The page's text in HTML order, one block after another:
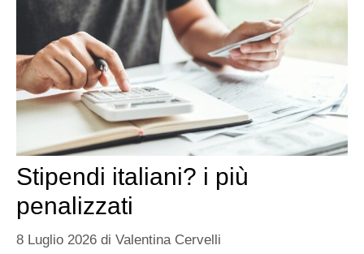
Stipendi italiani? i più
penalizzati
8 Luglio 2026 di Valentina Cervelli